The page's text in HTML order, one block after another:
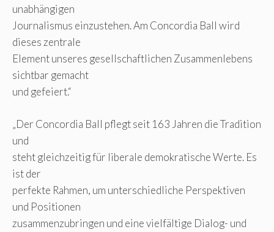
unabhängigen
Journalismus einzustehen. Am Concordia Ball wird
dieses zentrale
Element unseres gesellschaftlichen Zusammenlebens
sichtbar gemacht
und gefeiert.“
„Der Concordia Ball pflegt seit 163 Jahren die Tradition
und
steht gleichzeitig für liberale demokratische Werte. Es
ist der
perfekte Rahmen, um unterschiedliche Perspektiven
und Positionen
zusammenzubringen und eine vielfältige Dialog- und